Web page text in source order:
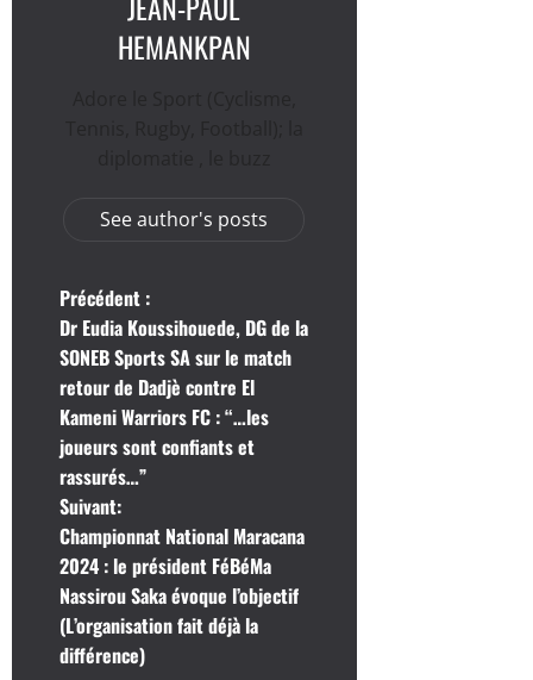
HEMANKPAN
See author's posts
N
a
v
i
g
a
t
i
Précédent :
Dr Eudia Koussihouede, DG de la
SONEB Sports SA sur le match
retour de Dadjè contre El
Kameni Warriors FC : “…les
joueurs sont confiants et
rassurés…”
Suivant:
Championnat National Maracana
2024 : le président FéBéMa
Nassirou Saka évoque l’objectif
(L’organisation fait déjà la
différence)